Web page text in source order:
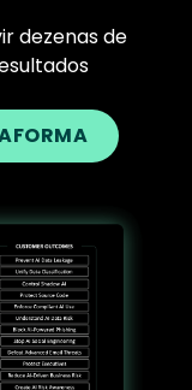
dezenas de